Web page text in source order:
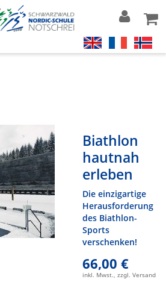
Biathlon
hautnah
erleben
Die einzigartige
Herausforderung
des Biathlon-
Sports
verschenken!
66,00 €
inkl. Mwst., zzgl. Versand